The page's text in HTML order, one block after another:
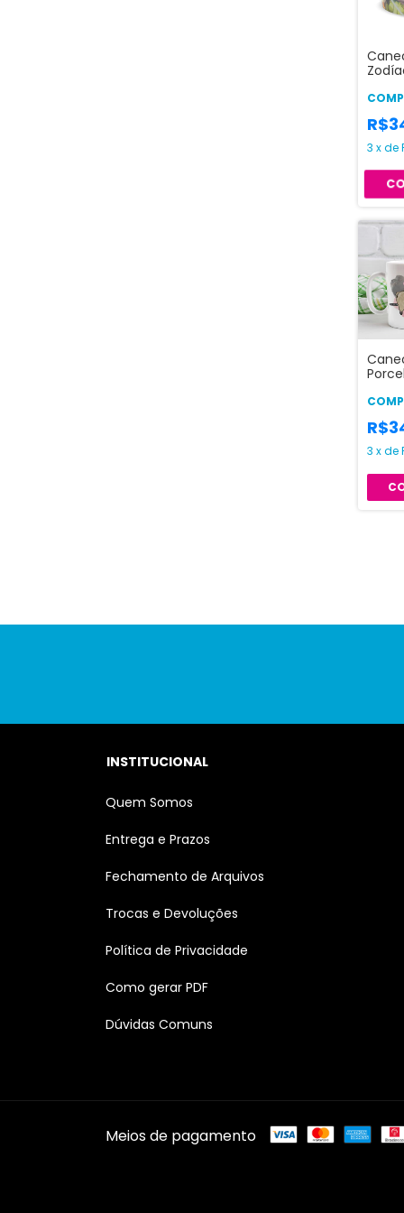
3 xde
3 xde
INSTITUCIONAL
Quem Somos
Entrega e Prazos
Fechamento de Arquivos
Trocas e Devoluções
Política de Privacidade
Como gerar PDF
Dúvidas Comuns
Meios de pagamento